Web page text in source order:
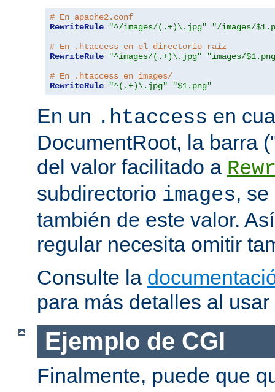
# En apache2.conf
RewriteRule
"^/images/(.+)\.jpg"
"/images/
# En .htaccess en el directorio raíz
RewriteRule
"^images/(.+)\.jpg"
"images/
# En .htaccess en images/
RewriteRule
"^(.+)\.jpg" "$1.png"
En un .htaccess en
DocumentRoot, la barra
del valor facilitado a
subdirectorio images,
también de este valor.
regular necesita omitir
Consulte la
para más detalles al usar
Ejemplo de CGI
Finalmente, puede que